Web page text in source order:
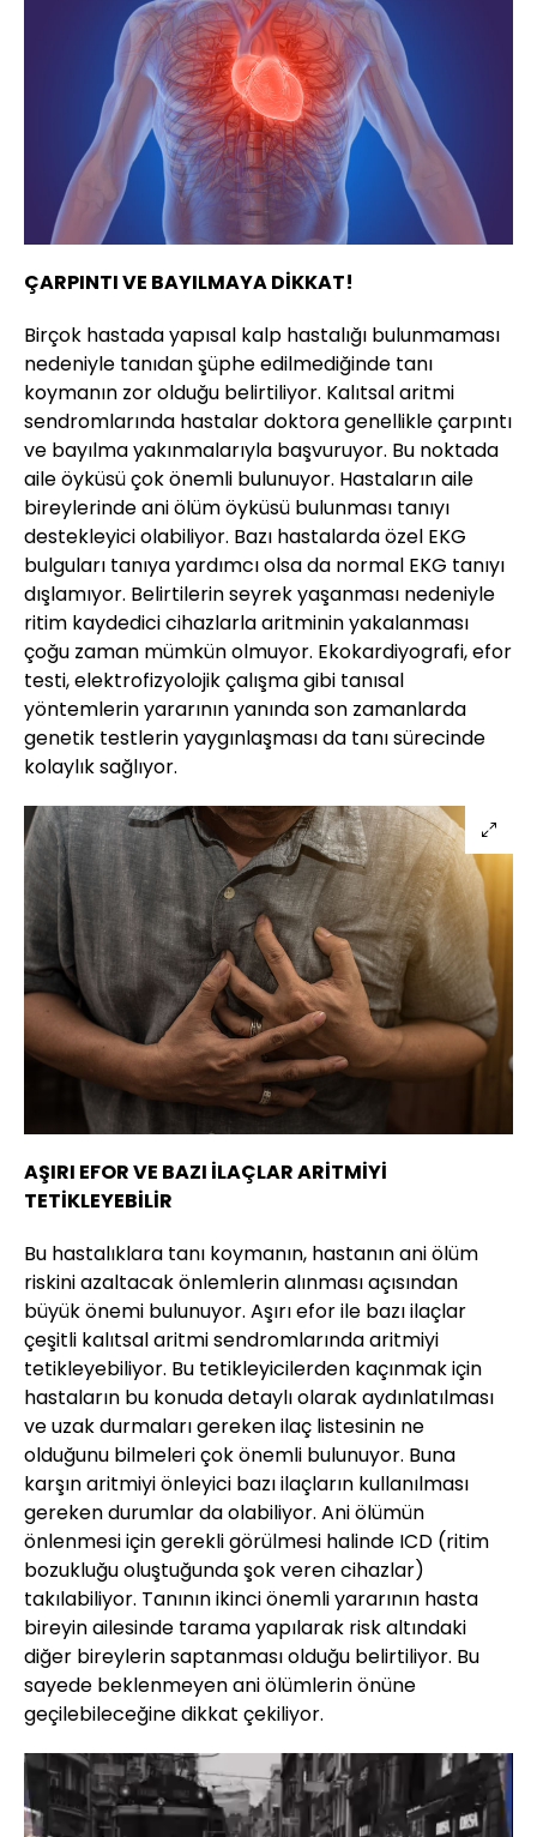
ÇARPINTI VE BAYILMAYA DİKKAT!
Birçok hastada yapısal kalp hastalığı bulunmaması
nedeniyle tanıdan şüphe edilmediğinde tanı
koymanın zor olduğu belirtiliyor. Kalıtsal aritmi
sendromlarında hastalar doktora genellikle çarpıntı
ve bayılma yakınmalarıyla başvuruyor. Bu noktada
aile öyküsü çok önemli bulunuyor. Hastaların aile
bireylerinde ani ölüm öyküsü bulunması tanıyı
destekleyici olabiliyor. Bazı hastalarda özel EKG
bulguları tanıya yardımcı olsa da normal EKG tanıyı
dışlamıyor. Belirtilerin seyrek yaşanması nedeniyle
ritim kaydedici cihazlarla aritminin yakalanması
çoğu zaman mümkün olmuyor. Ekokardiyografi, efor
testi, elektrofizyolojik çalışma gibi tanısal
yöntemlerin yararının yanında son zamanlarda
genetik testlerin yaygınlaşması da tanı sürecinde
kolaylık sağlıyor.
AŞIRI EFOR VE BAZI İLAÇLAR ARİTMİYİ
TETİKLEYEBİLİR
Bu hastalıklara tanı koymanın, hastanın ani ölüm
riskini azaltacak önlemlerin alınması açısından
büyük önemi bulunuyor. Aşırı efor ile bazı ilaçlar
çeşitli kalıtsal aritmi sendromlarında aritmiyi
tetikleyebiliyor. Bu tetikleyicilerden kaçınmak için
hastaların bu konuda detaylı olarak aydınlatılması
ve uzak durmaları gereken ilaç listesinin ne
olduğunu bilmeleri çok önemli bulunuyor. Buna
karşın aritmiyi önleyici bazı ilaçların kullanılması
gereken durumlar da olabiliyor. Ani ölümün
önlenmesi için gerekli görülmesi halinde ICD (ritim
bozukluğu oluştuğunda şok veren cihazlar)
takılabiliyor. Tanının ikinci önemli yararının hasta
bireyin ailesinde tarama yapılarak risk altındaki
diğer bireylerin saptanması olduğu belirtiliyor. Bu
sayede beklenmeyen ani ölümlerin önüne
geçilebileceğine dikkat çekiliyor.